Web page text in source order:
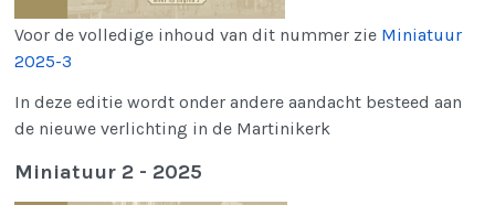
Voor de volledige inhoud van dit nummer zie Miniatuur
2025-3
In deze editie wordt onder andere aandacht besteed aan
de nieuwe verlichting in de Martinikerk
Miniatuur 2 - 2025